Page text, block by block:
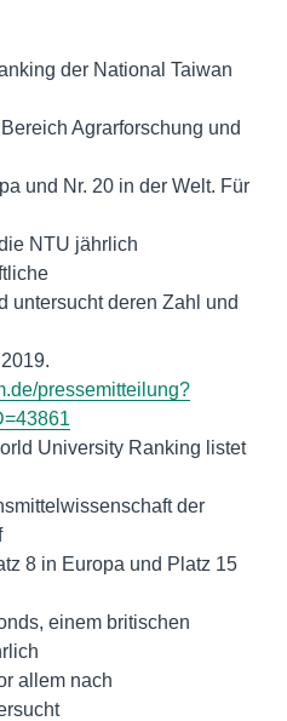
der National Taiwan
Agrarforschung und
und Nr. 20 in der Welt. Für
NTU jährlich
untersucht deren Zahl und
pressemitteilung?
University Ranking listet
der
8 in Europa und Platz 15
einem britischen
allem nach